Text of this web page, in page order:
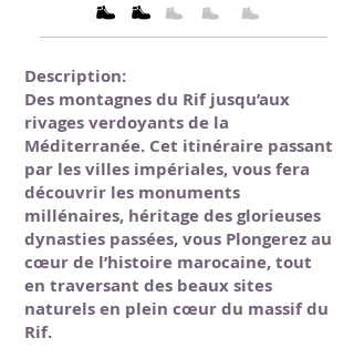
Description:
Des montagnes du Rif jusqu’aux
rivages verdoyants de la
Méditerranée. Cet itinéraire passant
par les villes impériales, vous fera
découvrir les monuments
millénaires, héritage des glorieuses
dynasties passées, vous Plongerez au
cœur de l’histoire marocaine, tout
en traversant des beaux sites
naturels en plein cœur du massif du
Rif.